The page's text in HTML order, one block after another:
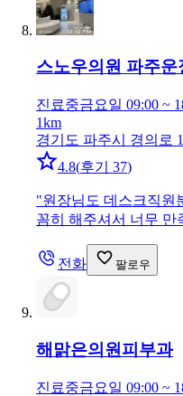
스노우의원 파주
진료중금요일 09:00 ~
1km
경기도 파주시 경의로
4.8(후기 37)
"원장님도 데스크직원
꼼히 해주셔서 너무
전화 팔로우
해맑은의원 피부과
진료중금요일 09:00 ~